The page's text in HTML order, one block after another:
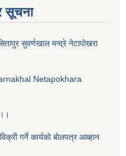
सूचना
सुवर्णखाल मन्द्रे नेटापाेखरा
Netapokhara
गर्ने कार्यकाे बाेलपत्र आब्हान